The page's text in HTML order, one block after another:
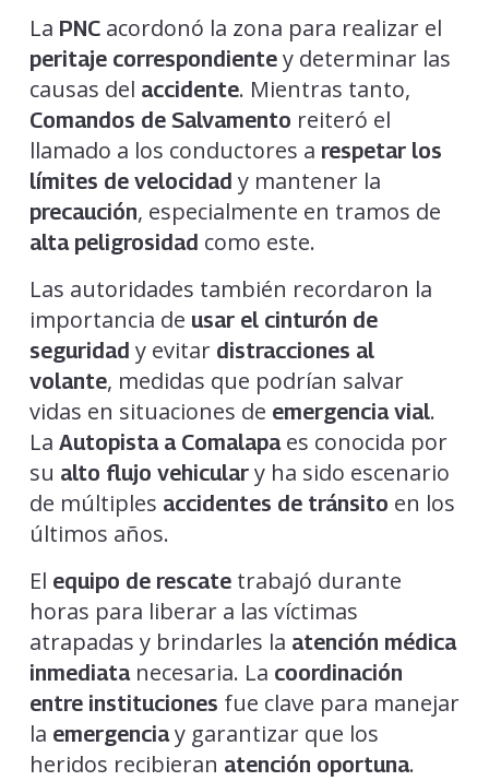
La PNCacordonó la zona para realizar el
peritaje correspondientey determinar las
causas del accidente. Mientras tanto,
Comandos de Salvamento reiteró el
llamado a los conductores a respetar los
límites de velocidad y mantener la
precaución, especialmente en tramos de
alta peligrosidad como este.
Las autoridades también recordaron la
importancia de usar el cinturón de
seguridad y evitar distracciones al
volante, medidas que podrían salvar
vidas en situaciones de emergencia vial.
La Autopista a Comalapaes conocida por
su alto flujo vehiculary ha sido escenario
de múltiples accidentes de tránsito en los
últimos años.
El equipo de rescatetrabajó durante
horas para liberar a las víctimas
atrapadas y brindarles la atención médica
inmediatanecesaria. La coordinación
entre instituciones fue clave para manejar
la emergenciay garantizar que los
heridos recibieran atención oportuna.